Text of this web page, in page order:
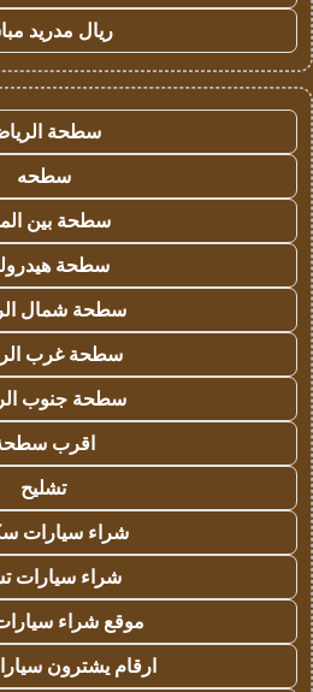
ريال مدريد
سطحة
سطحه
سطحة بين
سطحة
سطحة شمال
سطحة غرب
سطحة جنوب
اقرب
تشليح
شراء سيارات
شراء سيارات
موقع شراء
ارقام يشترون